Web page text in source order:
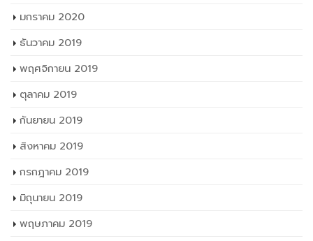
มกราคม 2020
ธันวาคม 2019
พฤศจิกายน 2019
ตุลาคม 2019
กันยายน 2019
สิงหาคม 2019
กรกฎาคม 2019
มิถุนายน 2019
พฤษภาคม 2019